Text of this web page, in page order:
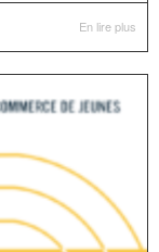
En lire plus